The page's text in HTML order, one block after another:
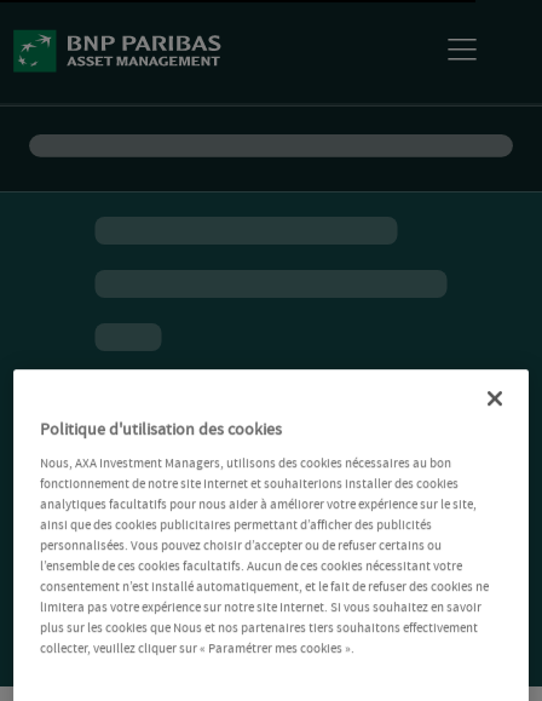
Politique d'utilisation des cookies
Nous, AXA Investment Managers, utilisons des cookies nécessaires au bon
fonctionnement de notre site Internet et souhaiterions installer des cookies
analytiques facultatifs pour nous aider à améliorer votre expérience sur le site,
ainsi que des cookies publicitaires permettant d’afficher des publicités
personnalisées. Vous pouvez choisir d’accepter ou de refuser certains ou
l’ensemble de ces cookies facultatifs. Aucun de ces cookies nécessitant votre
consentement n’est installé automatiquement, et le fait de refuser des cookies ne
limitera pas votre expérience sur notre site Internet. Si vous souhaitez en savoir
plus sur les cookies que Nous et nos partenaires tiers souhaitons effectivement
collecter, veuillez cliquer sur « Paramétrer mes cookies ».